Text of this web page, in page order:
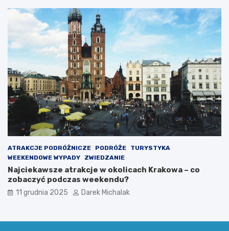
ATRAKCJE PODRÓŻNICZE PODRÓŻE
TURYSTYKA
WEEKENDOWE WYPADY
ZWIEDZANIE
Najciekawsze atrakcje w okolicach Krakowa – co
zobaczyć podczas weekendu?
11 grudnia 2025 Darek Michalak